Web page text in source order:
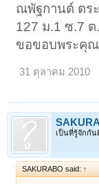
ณพัฐกานต์ ตร
127 ม.1 ซ.7 ต
ขอขอบพระคุ
31 ตุลาคม 2010
เป็นที่รู้จักกัน
SAKURABO said: ↑